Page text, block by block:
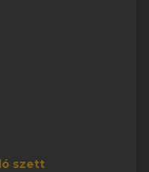
szett